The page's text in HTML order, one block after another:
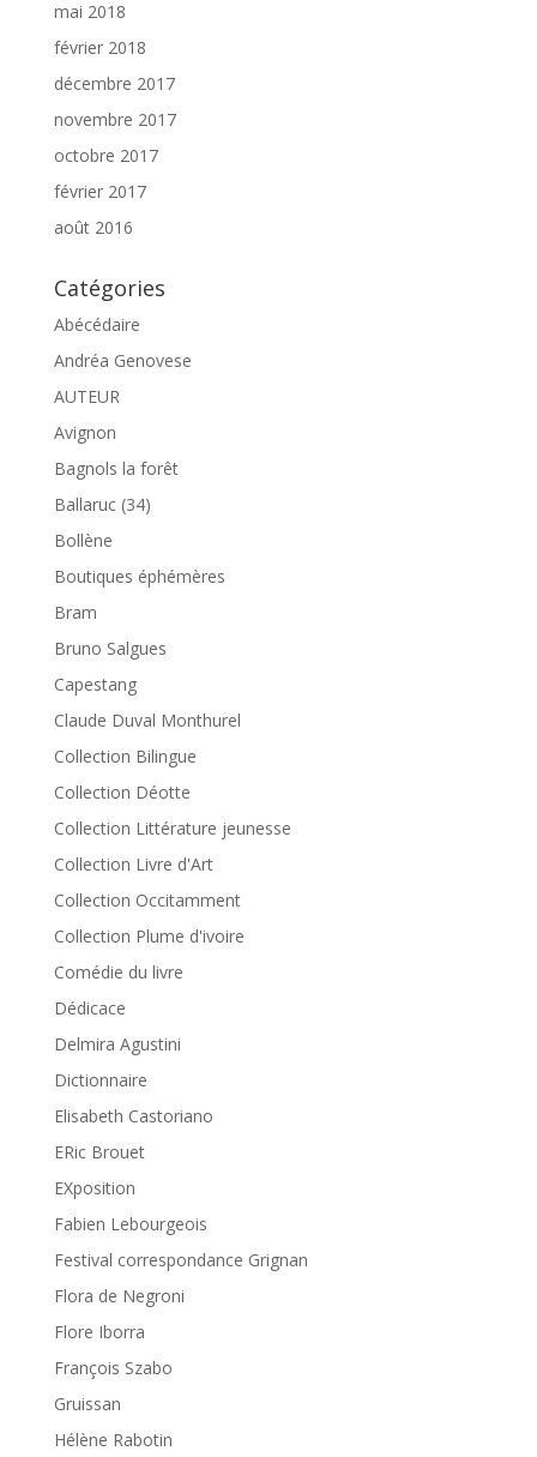
mai 2018
février 2018
décembre 2017
novembre 2017
octobre 2017
février 2017
août 2016
Catégories
Abécédaire
Andréa Genovese
AUTEUR
Avignon
Bagnols la forêt
Ballaruc (34)
Bollène
Boutiques éphémères
Bram
Bruno Salgues
Capestang
Claude Duval Monthurel
Collection Bilingue
Collection Déotte
Collection Littérature jeunesse
Collection Livre d'Art
Collection Occitamment
Collection Plume d'ivoire
Comédie du livre
Dédicace
Delmira Agustini
Dictionnaire
Elisabeth Castoriano
ERic Brouet
EXposition
Fabien Lebourgeois
Festival correspondance Grignan
Flora de Negroni
Flore Iborra
François Szabo
Gruissan
Hélène Rabotin